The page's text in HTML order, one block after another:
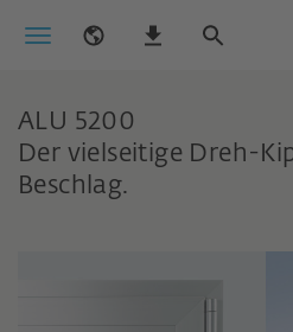
ALU 5200
Der vielseitige Dreh-
Beschlag.